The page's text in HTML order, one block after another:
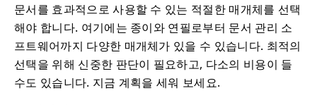
문서를 효과적으로 사용할 수 있는 적절한 매개체를 선택
해야 합니다. 여기에는 종이와 연필로부터 문서 관리 소
프트웨어까지 다양한 매개체가 있을 수 있습니다. 최적의
선택을 위해 신중한 판단이 필요하고, 다소의 비용이 들
수도 있습니다. 지금 계획을 세워 보세요.